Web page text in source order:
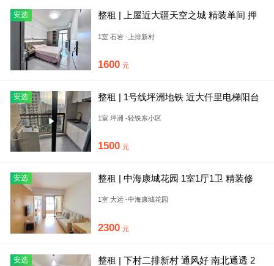
安选
整租 | 上屋近大疆天空之城 精装单间 押
1室 石岩 -上排新村
1600 元
安选
整租 | 1号线坪洲地铁 近大仟里电梯阳台
1室 坪洲 -轻铁东小区
1500 元
安选
整租 | 中海康城花园 1室1厅1卫 精装修
1室 大运 -中海康城花园
2300 元
安选
整租 | 下村二排新村 通风好 南北通透 2